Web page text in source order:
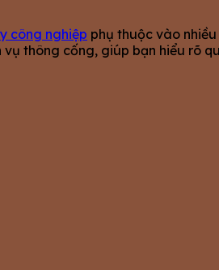
công nghiệp phụ thuộc vào
thông cống, giúp bạn hiểu rõ